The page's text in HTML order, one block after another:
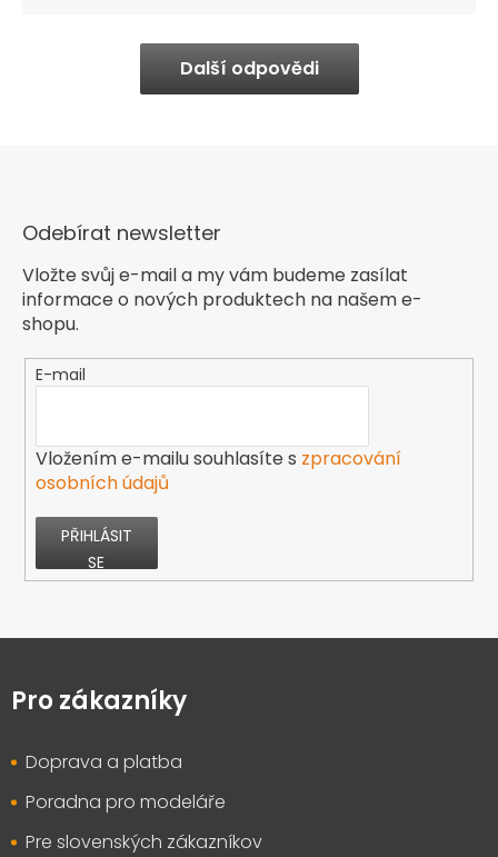
Další odpovědi
Odebírat newsletter
Vložte svůj e-mail a my vám budeme zasílat
informace o nových produktech na našem e-
shopu.
E-mail
Vložením e-mailu souhlasíte s zpracování
osobních údajů
PŘIHLÁSIT
SE
pPro zákazníky
Doprava a platba
Poradna pro modeláře
Pre slovenských zákazníkov